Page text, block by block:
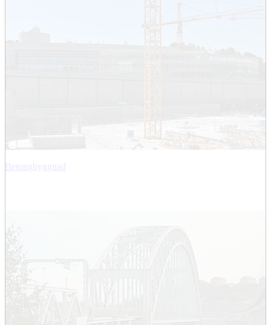
Betongbyggnad